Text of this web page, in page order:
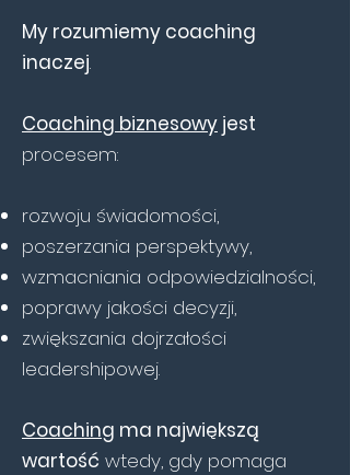
My rozumiemy coaching
inaczej.
Coaching biznesowy jest
procesem:
rozwoju świadomości,
poszerzania perspektywy,
wzmacniania odpowiedzialności,
poprawy jakości decyzji,
zwiększania dojrzałości
leadershipowej.
Coaching ma największą
wartość wtedy, gdy pomaga